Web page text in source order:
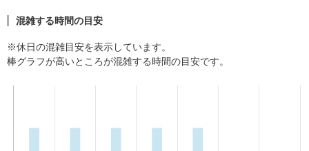
混雑する時間の目安
※休日の混雑目安を表示しています。
棒グラフが高いところが混雑する時間の目安です。